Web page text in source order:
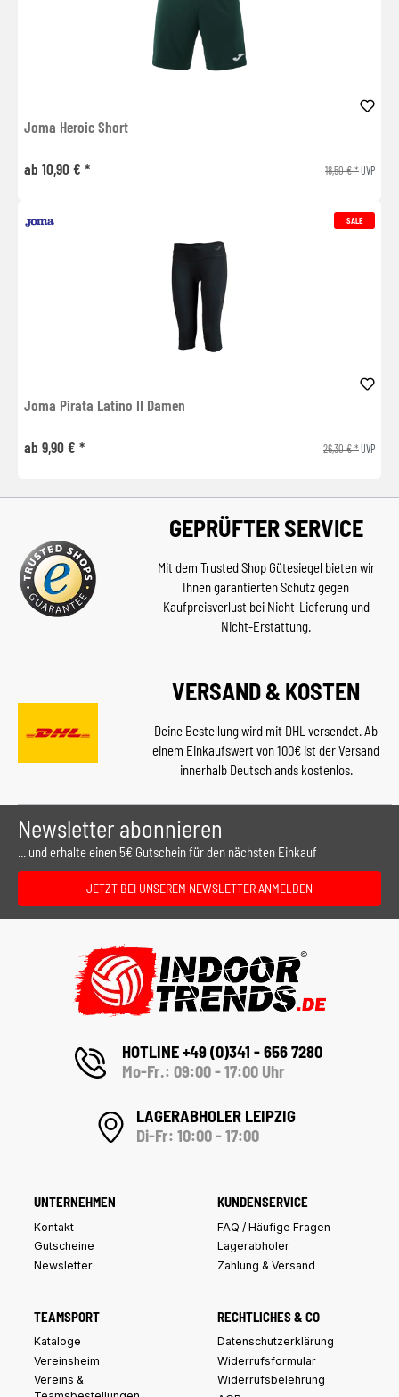
Joma Heroic Short
ab 10,90 € * 18,50 € *UVP
SALE
Joma Pirata Latino II Damen
ab 9,90 € * 26,30 € *UVP
GEPRÜFTER SERVICE
Mit dem Trusted Shop Gütesiegel bieten wir
Ihnen garantierten Schutz gegen
Kaufpreisverlust bei Nicht-Lieferung und
Nicht-Erstattung.
VERSAND & KOSTEN
Deine Bestellung wird mit DHL versendet. Ab
einem Einkaufswert von 100€ ist der Versand
innerhalb Deutschlands kostenlos.
Newsletter abonnieren
... und erhalte einen 5€ Gutschein für den nächsten Einkauf
JETZT BEI UNSEREM NEWSLETTER ANMELDEN
HOTLINE +49 (0)341 - 656 7280
Mo-Fr.: 09:00 - 17:00 Uhr
LAGERABHOLER LEIPZIG
Di-Fr: 10:00 - 17:00
UNTERNEHMEN
Kontakt
Gutscheine
Newsletter
KUNDENSERVICE
FAQ / Häufige Fragen
Lagerabholer
Zahlung & Versand
TEAMSPORT
Kataloge
Vereinsheim
Vereins &
RECHTLICHES & CO
Datenschutzerklärung
Widerrufsformular
Widerrufsbelehrung